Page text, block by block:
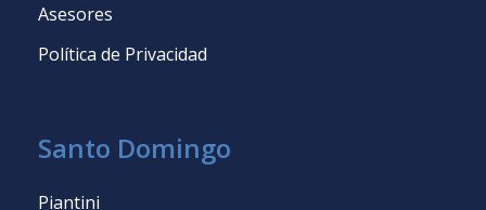
Asesores
Política de Privacidad
Santo Domingo
Piantini